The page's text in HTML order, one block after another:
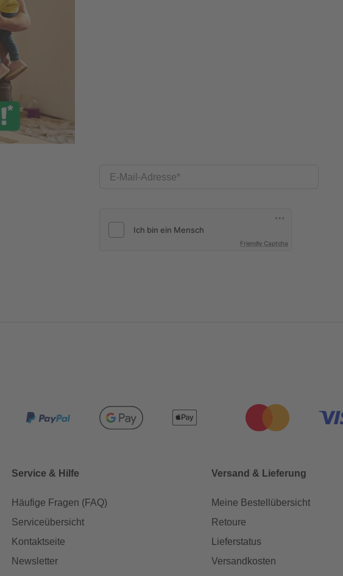
E-Mail-Adresse
Friendly Captcha
Service & Hilfe
Häufige Fragen (FAQ)
Serviceübersicht
Kontaktseite
Newsletter
Versand & Lieferung
Meine Bestellübersicht
Retoure
Lieferstatus
Versandkosten